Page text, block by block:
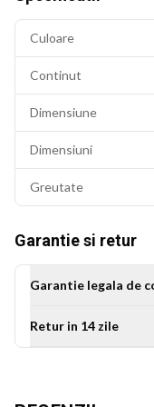
Culoare
Continut
Dimensiune
Dimensiuni
Greutate
Garantie si retur
Garantie legala de
Retur in 14 zile